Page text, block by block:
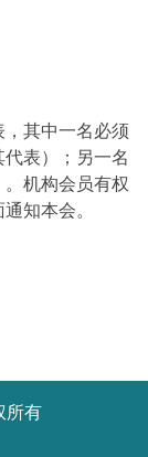
其中一名必须
表）；另一名
机构会员有权
知本会。
所有